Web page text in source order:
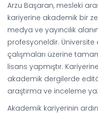
Arzu Başaran, mesleki
kariyerine akademik bir
medya ve yayıncılık
profesyoneldir.
çalışmaları üzerine
lisans yapmıştır.
akademik dergilerde
araştırma ve inceleme
Akademik kariyerinin